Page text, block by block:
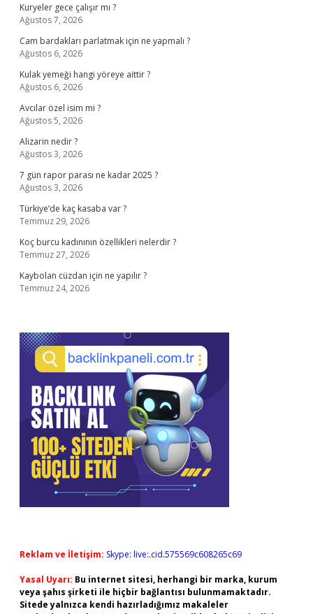
Kuryeler gece çalışır mı ?
Ağustos 7, 2026
Cam bardakları parlatmak için ne yapmalı ?
Ağustos 6, 2026
Kulak yemeği hangi yöreye aittir ?
Ağustos 6, 2026
Avcılar özel isim mi ?
Ağustos 5, 2026
Alizarin nedir ?
Ağustos 3, 2026
7 gün rapor parası ne kadar 2025 ?
Ağustos 3, 2026
Türkiye’de kaç kasaba var ?
Temmuz 29, 2026
Koç burcu kadınının özellikleri nelerdir ?
Temmuz 27, 2026
Kaybolan cüzdan için ne yapılır ?
Temmuz 24, 2026
Reklam ve İletişim: Skype: live:.cid.575569c608265c69
Yasal Uyarı: Bu internet sitesi, herhangi bir marka, kurum
veya şahıs şirketi ile hiçbir bağlantısı bulunmamaktadır.
Sitede yalnızca kendi hazırladığımız makaleler